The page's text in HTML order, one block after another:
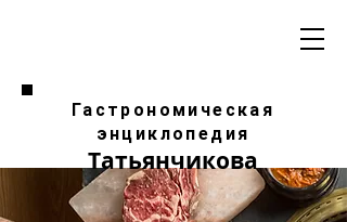
Гастрономическая
энциклопедия
Татьянчикова